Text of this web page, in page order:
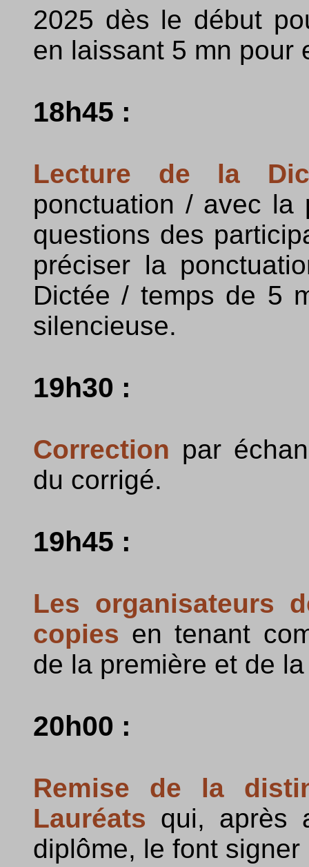
2025 dès le début
en laissant 5 mn pour
18h45 :
Lecture de la
ponctuation / avec la
questions des
préciser la
Dictée / temps de 5
silencieuse.
19h30 :
Correction par
du corrigé.
19h45 :
Les organisateurs
copies en tenant
de la première et de
20h00 :
Remise de la
Lauréats qui, après
diplôme, le font